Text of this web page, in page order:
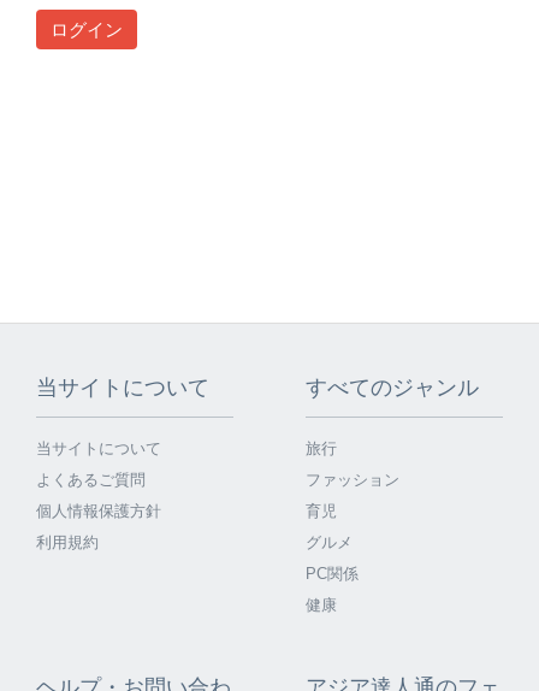
ログイン
当サイトについて
当サイトについて
よくあるご質問
個人情報保護方針
利用規約
すべてのジャンル
旅行
ファッション
育児
グルメ
PC関係
健康